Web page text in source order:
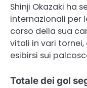
Shinji Okazaki ha
internazionali per
corso della sua
vitali in vari
esibirsi sui
Totale dei gol